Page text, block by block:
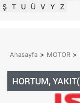
Ş T U Ü V Y Z
Anasayfa > MOTOR >
HORTUM,